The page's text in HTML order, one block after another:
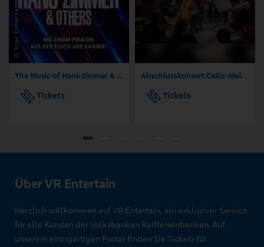
The Music of Hans Zimmer & Others - A Celebration of Film Music
Tickets
Abschlusskonzert Cello-Meisterkurs | Blackmore´s Berlins Musikzimmer
Tickets
Über VR Entertain
Herzlich willkommen auf VR Entertain, ein exklusiver Service
für alle Kunden der Volksbanken Raiffeisenbanken. Auf
unserem einzigartigen Portal finden Sie Tickets für